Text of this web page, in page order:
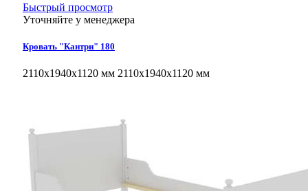
Быстрый просмотр
Уточняйте у менеджера
Кровать "Кантри" 180
2110х1940х1120 мм 2110х1940х1120 мм